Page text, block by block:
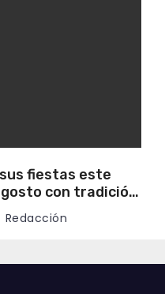
fiestas este
con tradición,
vecinal
Redacción